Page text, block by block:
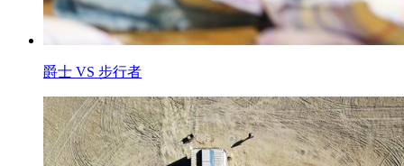
爵士 VS 步行者